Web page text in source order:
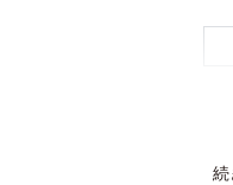
りとり、上下に強く3回振ったとき
続